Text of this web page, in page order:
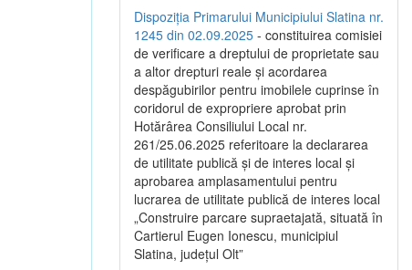
Dispoziția Primarului Municipiului Slatina nr.
1245 din 02.09.2025 - constituirea comisiei
de verificare a dreptului de proprietate sau
a altor drepturi reale și acordarea
despăgubirilor pentru imobilele cuprinse în
coridorul de expropriere aprobat prin
Hotărârea Consiliului Local nr.
261/25.06.2025 referitoare la declararea
de utilitate publică și de interes local și
aprobarea amplasamentului pentru
lucrarea de utilitate publică de interes local
„Construire parcare supraetajată, situată în
Cartierul Eugen Ionescu, municipiul
Slatina, județul Olt”